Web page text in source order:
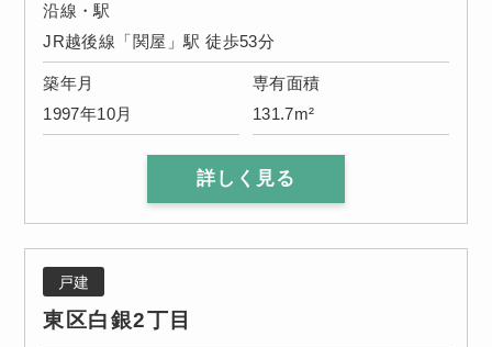
沿線・駅
JR越後線「関屋」駅 徒歩53分
築年月
1997年10月
専有面積
131.7m²
詳しく見る
戸建
東区白銀2丁目